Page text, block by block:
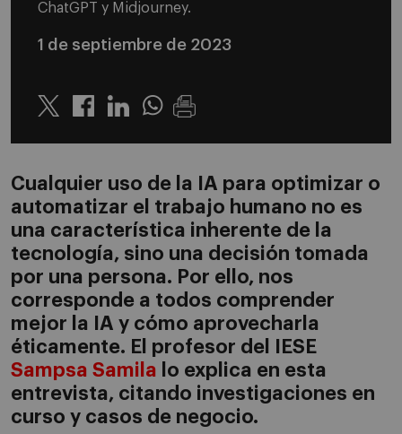
ChatGPT y Midjourney.
1 de septiembre de 2023
Twitter LinkedinWhatsapp
Cualquier uso de la IA para optimizar o
automatizar el trabajo humano no es
una característica inherente de la
tecnología, sino una decisión tomada
por una persona. Por ello, nos
corresponde a todos comprender
mejor la IA y cómo aprovecharla
éticamente. El profesor del IESE
Sampsa Samila lo explica en esta
entrevista, citando investigaciones en
curso y casos de negocio.